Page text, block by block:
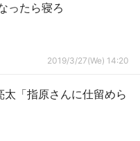
ったら寝ろ
2019/3/27(We) 14:20
ら